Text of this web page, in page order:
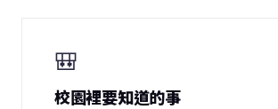
🎒
校園裡要知道的事